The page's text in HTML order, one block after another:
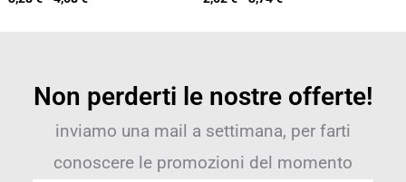
Non perderti le nostre offerte!
inviamo una mail a settimana, per farti
conoscere le promozioni del momento